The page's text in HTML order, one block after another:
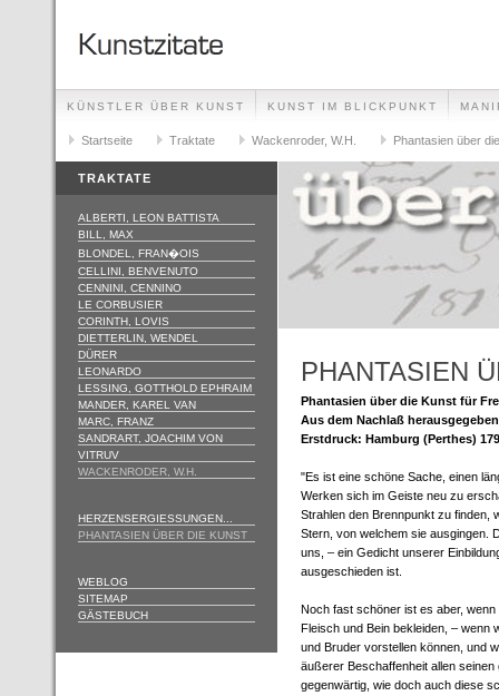
KÜNSTLER ÜBER KUNST KUNST IM BLICKPUNKT
GLOSSAR IMPRESSUM
Startseite Traktate Wackenroder, W.H. Phantasien über
TRAKTATE
ALBERTI, LEON BATTISTA
BILL, MAX
BLONDEL, FRAN�OIS
CELLINI, BENVENUTO
CENNINI, CENNINO
LE CORBUSIER
CORINTH, LOVIS
DIETTERLIN, WENDEL
DÜRER
LEONARDO
LESSING, GOTTHOLD EPHRAIM
MANDER, KAREL VAN
MARC, FRANZ
SANDRART, JOACHIM VON
VITRUV
WACKENRODER, W.H.
HERZENSERGIESSUNGEN...
PHANTASIEN ÜBER DIE KUNST
WEBLOG
SITEMAP
GÄSTEBUCH
PHANTASIEN
Phantasien über die Kunst für
Aus dem Nachlaß
Erstdruck: Hamburg (Perthes)
"Es ist eine schöne Sache, einen
Werken sich im Geiste neu zu
Strahlen den Brennpunkt zu finden,
Stern, von welchem sie ausgingen.
uns, – ein Gedicht unserer
ausgeschieden ist.
Noch fast schöner ist es aber,
Fleisch und Bein bekleiden, – wenn
und Bruder vorstellen können, und
äußerer Beschaffenheit allen
gegenwärtig, wie doch auch diese